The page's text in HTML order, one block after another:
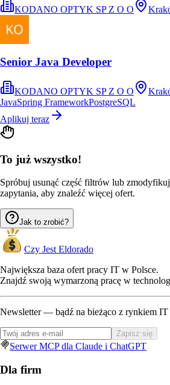
KODANO OPTYK SP Z O O
Senior Java Developer
KODANO OPTYK SP Z O O
JavaSpring FrameworkPostgreSQL
Aplikuj teraz
To już wszystko!
Spróbuj usunąć część filtrów lub
zapytania, aby znaleźć więcej ofert.
Jak to zrobić?
Czy Jest Eldorado
Największa baza ofert pracy IT w Polsce.
Znajdź swoją wymarzoną pracę w
Newsletter — bądź na bieżąco z rynkiem IT
Zapisz się
Serwer MCP dla Claude i ChatGPT
Dla firm